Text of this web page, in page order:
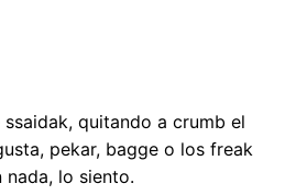
quitando a crumb el
pekar, bagge o los freak
lo siento.